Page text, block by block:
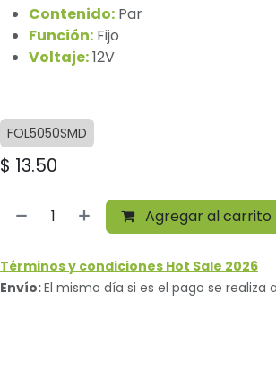
Contenido: Par
Función: Fijo
Voltaje:12V
FOL5050SMD
$ 13.50
Agregar al carrito
Términos y condiciones Hot Sale 2026
Envío:El mismo día si es el pago se realiza